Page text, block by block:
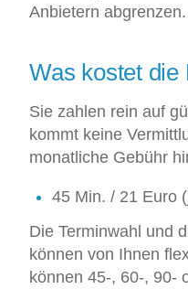
Anbietern abgrenzen.
Was kostet die
Sie zahlen rein auf
kommt keine
monatliche Gebühr
45 Min. / 21 Euro
Die Terminwahl und
können von Ihnen
können 45-, 60-, 90-